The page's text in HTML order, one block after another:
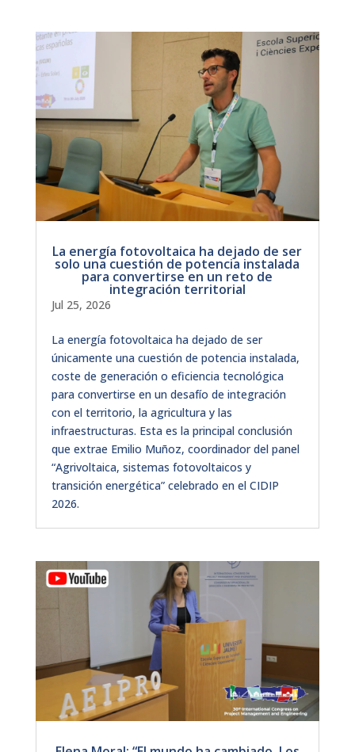
La energía fotovoltaica ha dejado de ser
solo una cuestión de potencia instalada
para convertirse en un reto de
integración territorial
Jul 25, 2026
La energía fotovoltaica ha dejado de ser
únicamente una cuestión de potencia instalada,
coste de generación o eficiencia tecnológica
para convertirse en un desafío de integración
con el territorio, la agricultura y las
infraestructuras. Esta es la principal conclusión
que extrae Emilio Muñoz, coordinador del panel
“Agrivoltaica, sistemas fotovoltaicos y
transición energética” celebrado en el CIDIP
2026.